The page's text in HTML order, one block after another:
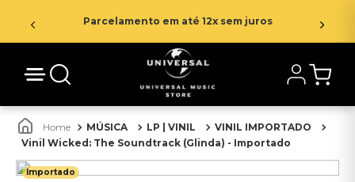
Parcelamento em até 12x sem juros
MÚSICA LP | VINIL
VINIL IMPORTADO
Vinil Wicked: The Soundtrack (Glinda) - Importado
Importado